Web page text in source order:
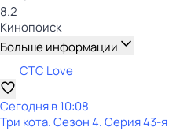
8.2
Кинопоиск
Больше информации
СТС Love
Сегодня в 10:08
Три кота. Сезон 4. Серия 43-я